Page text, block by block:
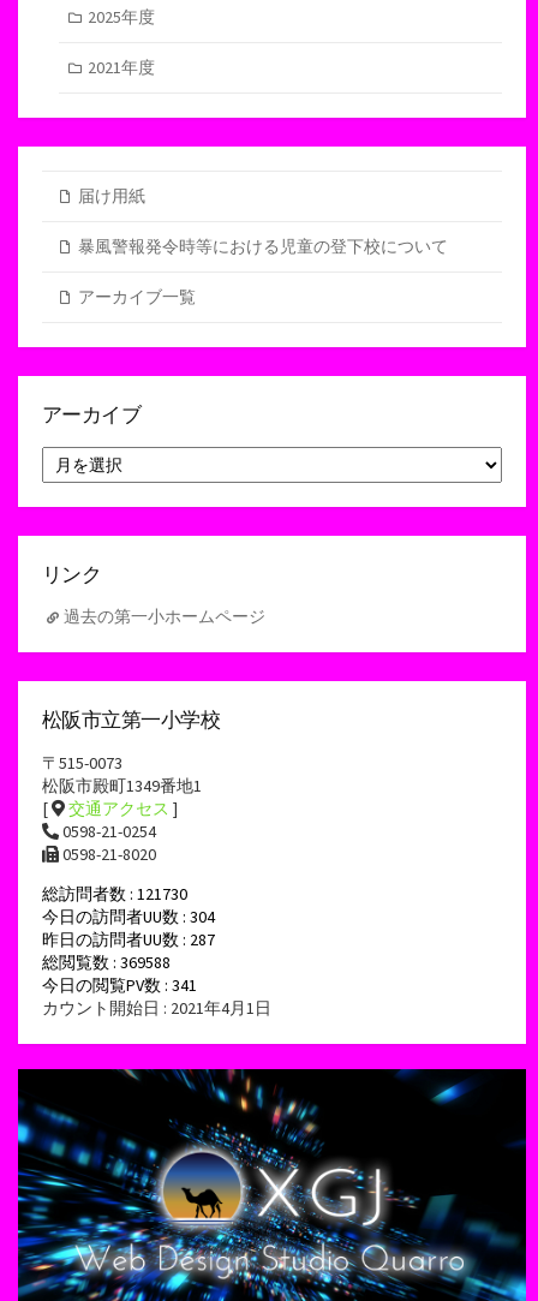
2025年度
2021年度
届け用紙
暴風警報発令時等における児童の登下校について
アーカイブ一覧
アーカイブ
ー
リンク
過去の第一小ホームページ
松阪市立第一小学校
〒515-0073
松阪市殿町1349番地1
[
交通アクセス ]
0598-21-0254
0598-21-8020
総訪問者数 : 121730
今日の訪問者UU数 : 304
昨日の訪問者UU数 : 287
総閲覧数 : 369588
今日の閲覧PV数 : 341
カウント開始日 : 2021年4月1日